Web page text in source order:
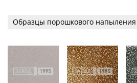
Образцы порошкового напыления